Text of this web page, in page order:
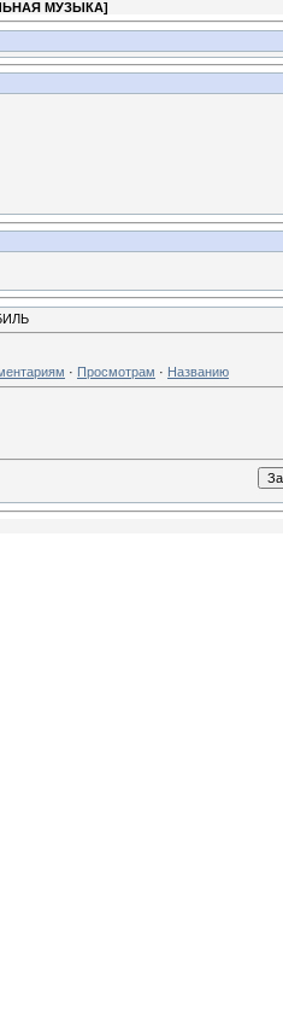
МУЗЫКА]
· Просмотрам · Названию